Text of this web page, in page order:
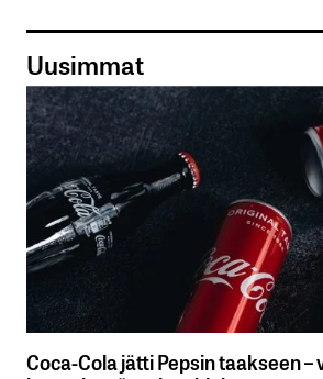
Uusimmat
Coca-Cola jätti Pepsin taakseen –